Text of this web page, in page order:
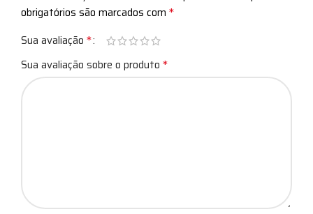
obrigatórios são marcados com *
Sua avaliação *
Sua avaliação sobre o produto *